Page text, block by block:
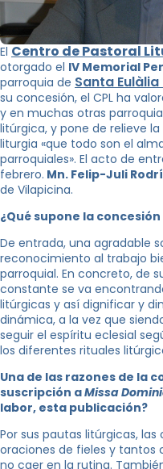
El Centro de Pastoral
otorgado el IV Memorial
parroquia de Santa
su concesión, el CPL ha
y en muchas otras
litúrgica, y pone de relieve
liturgia «que todo son el
parroquiales». El acto de
febrero. Mn. Felip-Juli
de Vilapicina.
¿Qué supone la
De entrada, una agradable
reconocimiento al trabajo
parroquial. En concreto, de
constante se va
litúrgicas y así dignificar y
dinámica, a la vez que
seguir el espíritu eclesial
los diferentes rituales
Una de las razones de la
suscripción aMissa
labor, esta publicación?
Por sus pautas litúrgicas,
oraciones de fieles y tantos
no caer en la rutina.